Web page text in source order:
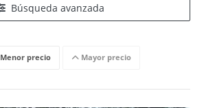
Búsqueda avanzada
Menor precio Mayor precio